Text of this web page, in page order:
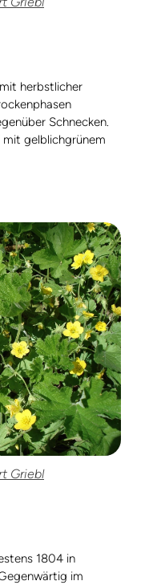
herbstlicher
Schnecken.
mit gelblichgrünem
Griebl
1804 in
im